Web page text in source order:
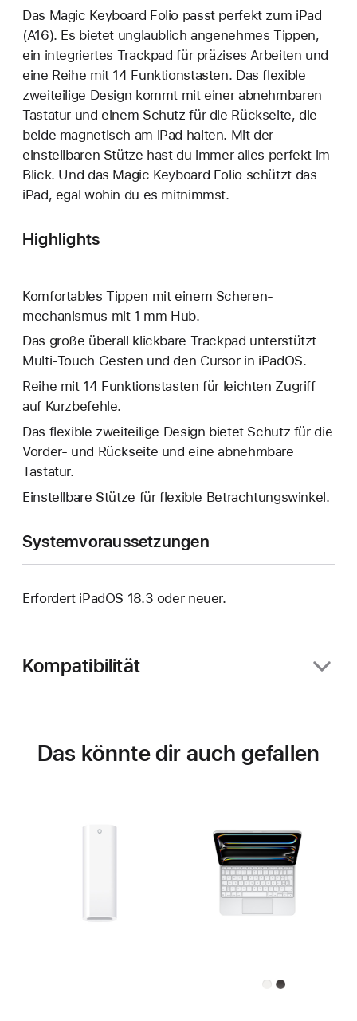
Das Magic Keyboard Folio passt perfekt zum iPad
(A16). Es bietet unglaublich angenehmes Tippen,
ein integriertes Trackpad für präzises Arbeiten und
eine Reihe mit 14 Funktions­tasten. Das flexible
zweiteilige Design kommt mit einer abnehm­baren
Tastatur und einem Schutz für die Rückseite, die
beide magnetisch am iPad halten. Mit der
einstellbaren Stütze hast du immer alles perfekt im
Blick. Und das Magic Keyboard Folio schützt das
iPad, egal wohin du es mitnimmst.
Highlights
Komfortables Tippen mit einem Scheren­
mechanismus mit 1 mm Hub.
Das große überall klick­bare Trackpad unterstützt
Multi-Touch Gesten und den Cursor in iPadOS.
Reihe mit 14 Funktionstasten für leichten Zugriff
auf Kurzbefehle.
Das flexible zweiteilige Design bietet Schutz für die
Vorder- und Rückseite und eine abnehmbare
Tastatur.
Einstellbare Stütze für flexible Betrachtungswinkel.
Systemvoraussetzungen
Erfordert iPadOS 18.3 oder neuer.
Kompatibilität
Das könnte dir auch gefallen